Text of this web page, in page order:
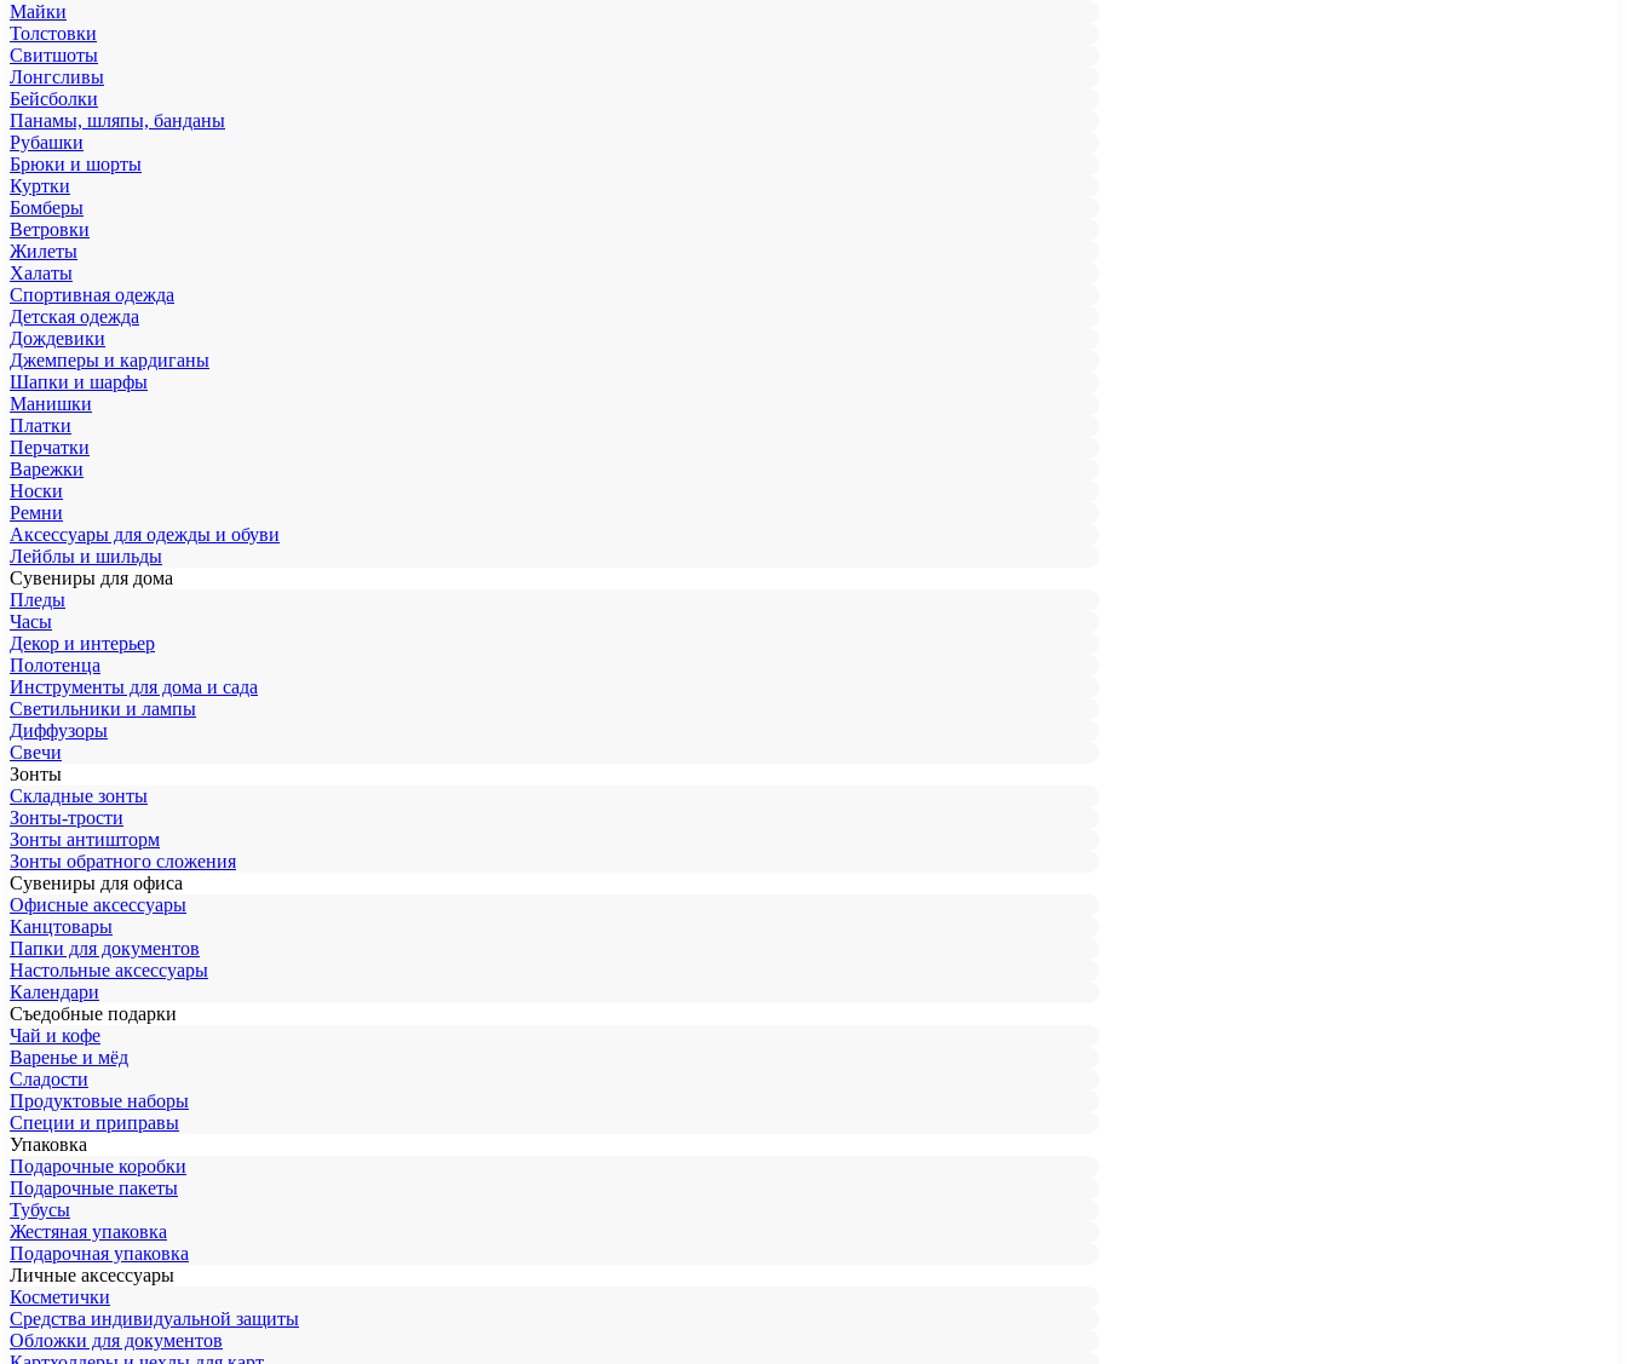
Майки
Толстовки
Свитшоты
Лонгсливы
Бейсболки
Панамы, шляпы, банданы
Рубашки
Брюки и шорты
Куртки
Бомберы
Ветровки
Жилеты
Халаты
Спортивная одежда
Детская одежда
Дождевики
Джемперы и кардиганы
Шапки и шарфы
Манишки
Платки
Перчатки
Варежки
Носки
Ремни
Аксессуары для одежды и обуви
Лейблы и шильды
Сувениры для дома
Пледы
Часы
Декор и интерьер
Полотенца
Инструменты для дома и сада
Светильники и лампы
Диффузоры
Свечи
Зонты
Складные зонты
Зонты-трости
Зонты антишторм
Зонты обратного сложения
Сувениры для офиса
Офисные аксессуары
Канцтовары
Папки для документов
Настольные аксессуары
Календари
Съедобные подарки
Чай и кофе
Варенье и мёд
Сладости
Продуктовые наборы
Специи и приправы
Упаковка
Подарочные коробки
Подарочные пакеты
Тубусы
Жестяная упаковка
Подарочная упаковка
Личные аксессуары
Косметички
Средства индивидуальной защиты
Обложки для документов